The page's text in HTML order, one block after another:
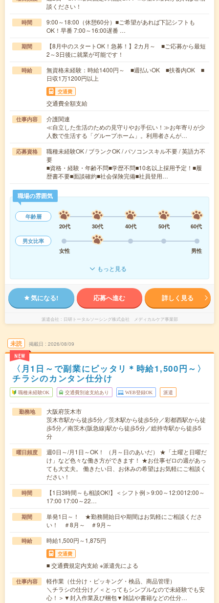
談ください！
時間
9:00～18:00（休憩60分）■ご希望があれば下記シフトも
OK！早番 7:00～16:00遅番 …
期間
【8月中のスタートOK！急募！】2カ月～ ■ご応募から最短
2～3日後に就業が可能です！
時給
無資格未経験：時給1400円～ ■週払いOK ■扶養内OK ■
日収1万1200円以上
交通費
交通費全額支給
仕事内容
介護関連
≪自立した生活のための見守りやお手伝い！≫お年寄りが少
人数で生活する「グループホーム」。利用者さんが…
応募資格
職種未経験OK / ブランクOK / パソコンスキル不要 / 英語力不
要
■資格・経験・年齢不問■学歴不問■10名以上採用予定！■履
歴書不要■面談確約■社会保険完備■社員登用…
職場の雰囲気
年齢層
20代
30代 40代 50代
60代
男女比率
女性
男性
もっと見る
気になる! 応募へ進む 詳しく見る
派遣会社 日研トータルソーシング株式会社 メディカルケア事業部
未読
NEW
掲載日 2026/08/09
〈月1日～で副業にピッタリ＊時給1,500円～〉
チラシのカンタン仕分け
職種未経験OK 交通費別途支給あり WEB登録OK 派遣
勤務地
大阪府茨木市
茨木市駅から徒歩5分／茨木駅から徒歩5分／彩都西駅から徒
歩5分／南茨木(阪急線)駅から徒歩5分／総持寺駅から徒歩5
分
曜日頻度
週0日～/月1日～OK！ （月～日のあいだ） ★「土曜と日曜だ
け」など色々な働き方ができます！ ★お仕事ゼロの週があっ
ても大丈夫。 働きたい日、お休みの希望はお気軽にご相談く
ださい！
時間
【1日3時間～も相談OK!】＜シフト例＞9:00～12:0012:00～
17:00 17:00～22…
期間
単発1日～！ ★勤務開始日や期間はお気軽にご相談くださ
い！ ＃8月～ ＃9月～
時給 時給1,500円～1,875円
交通費
■ 交通費規定内支給 ※派遣先による
仕事内容
軽作業（仕分け・ピッキング・検品、商品管理）
＼チラシの仕分け／＜とってもシンプルなので未経験でも安
心！＞▼封入作業及び梱包▼雑誌や書籍などの仕分…